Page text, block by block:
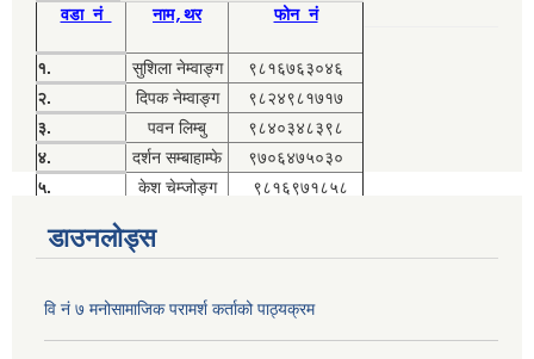
वडा नं नाम,थर फोन नं
१. सुशिला नेम्वाङ्ग
९८१६७६३०४६
२.
दिपक नेम्वाङ्ग
९८२४९८१७१७
३.
पवन लिम्बु
९८४०३४८३९८
४.
दर्शन सम्बाहाम्फे
९७०६४७५०३०
५.
केश चेम्जोङ्ग ९८१६९७१८५८
डाउनलोड्स
वि नं ७ मनोसामाजिक परामर्श कर्ताको पाठ्यक्रम